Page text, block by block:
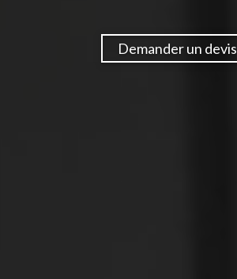
Demander un devis